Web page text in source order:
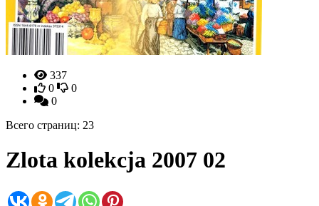
337
0
0
0
Всего страниц: 23
Zlota kolekcja 2007 02